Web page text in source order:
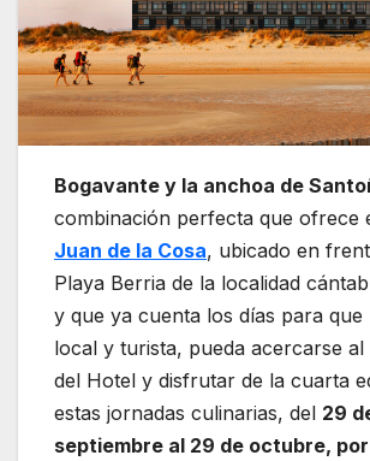
Bogavante y la anchoa de
combinación perfecta que ofrece
Juan de la Cosa, ubicado en
Playa Berria de la localidad
y que ya cuenta los días para que
local y turista, pueda acercarse
del Hotel y disfrutar de la cuarta
estas jornadas culinarias, del 29
septiembre al 29 de octubre,